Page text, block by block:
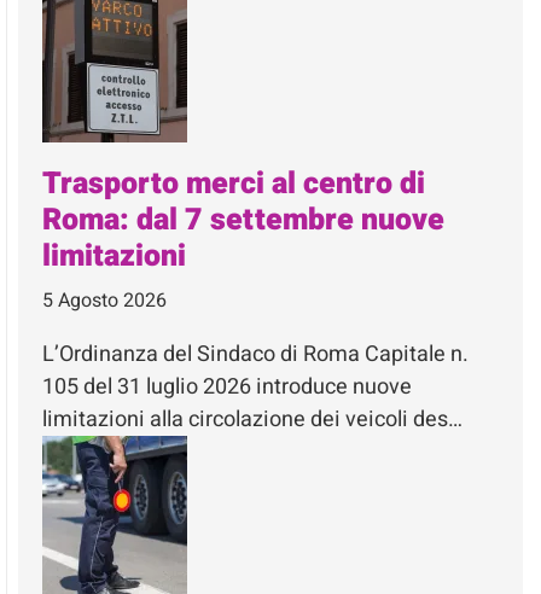
Trasporto merci al centro di
Roma: dal 7 settembre nuove
limitazioni
5 Agosto 2026
L’Ordinanza del Sindaco di Roma Capitale n.
105 del 31 luglio 2026 introduce nuove
limitazioni alla circolazione dei veicoli des…